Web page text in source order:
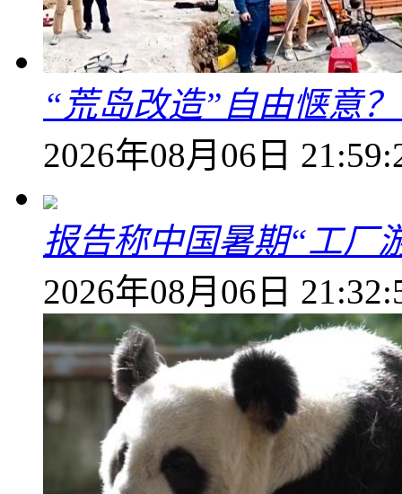
“荒岛改造”自由惬意
2026年08月06日
报告称中国暑期“工厂
2026年08月06日